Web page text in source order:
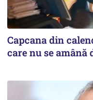
Capcana din
care nu se amână